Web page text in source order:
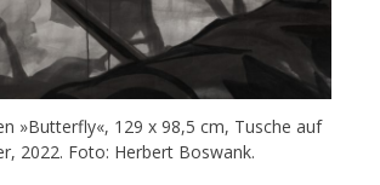
»Butterfly«, 129 x 98,5 cm, Tusche auf
2022. Foto: Herbert Boswank.